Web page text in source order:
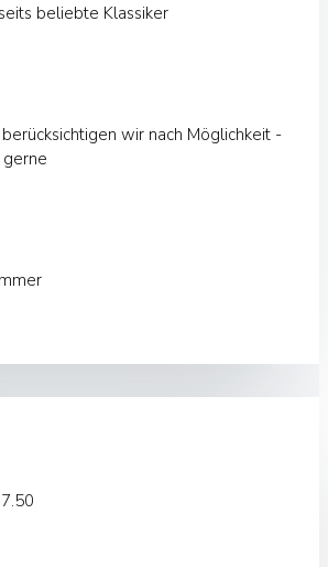
beliebte Klassiker
wir nach Möglichkeit -